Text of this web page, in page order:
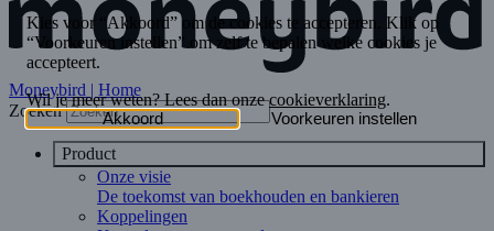
Moneybird | Home
Zoeken
Product
Onze visie
De toekomst van boekhouden en bankieren
Koppelingen